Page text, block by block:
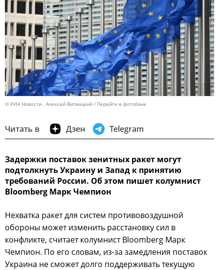
© РИА Новости . Алексей Витвицкий Перейти в фотобанк
Читать в Дзен Telegram
Задержки поставок зенитных ракет могут
подтолкнуть Украину и Запад к принятию
требований России. Об этом пишет колумнист
Bloomberg Марк Чемпион
Нехватка ракет для систем противовоздушной
обороны может изменить расстановку сил в
конфликте, считает колумнист Bloomberg Марк
Чемпион. По его словам, из-за замедления поставок
Украина не сможет долго поддерживать текущую